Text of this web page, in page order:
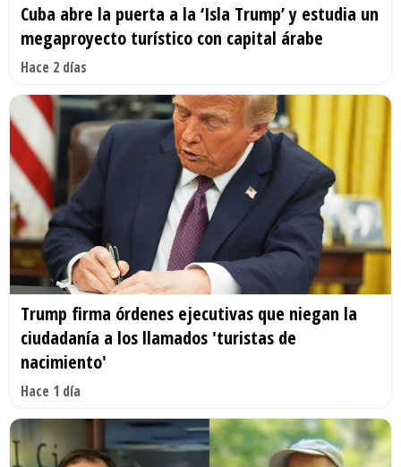
Cuba abre la puerta a la ‘Isla Trump’ y estudia un
megaproyecto turístico con capital árabe
Hace 2 días
Trump firma órdenes ejecutivas que niegan la
ciudadanía a los llamados 'turistas de
nacimiento'
Hace 1 día